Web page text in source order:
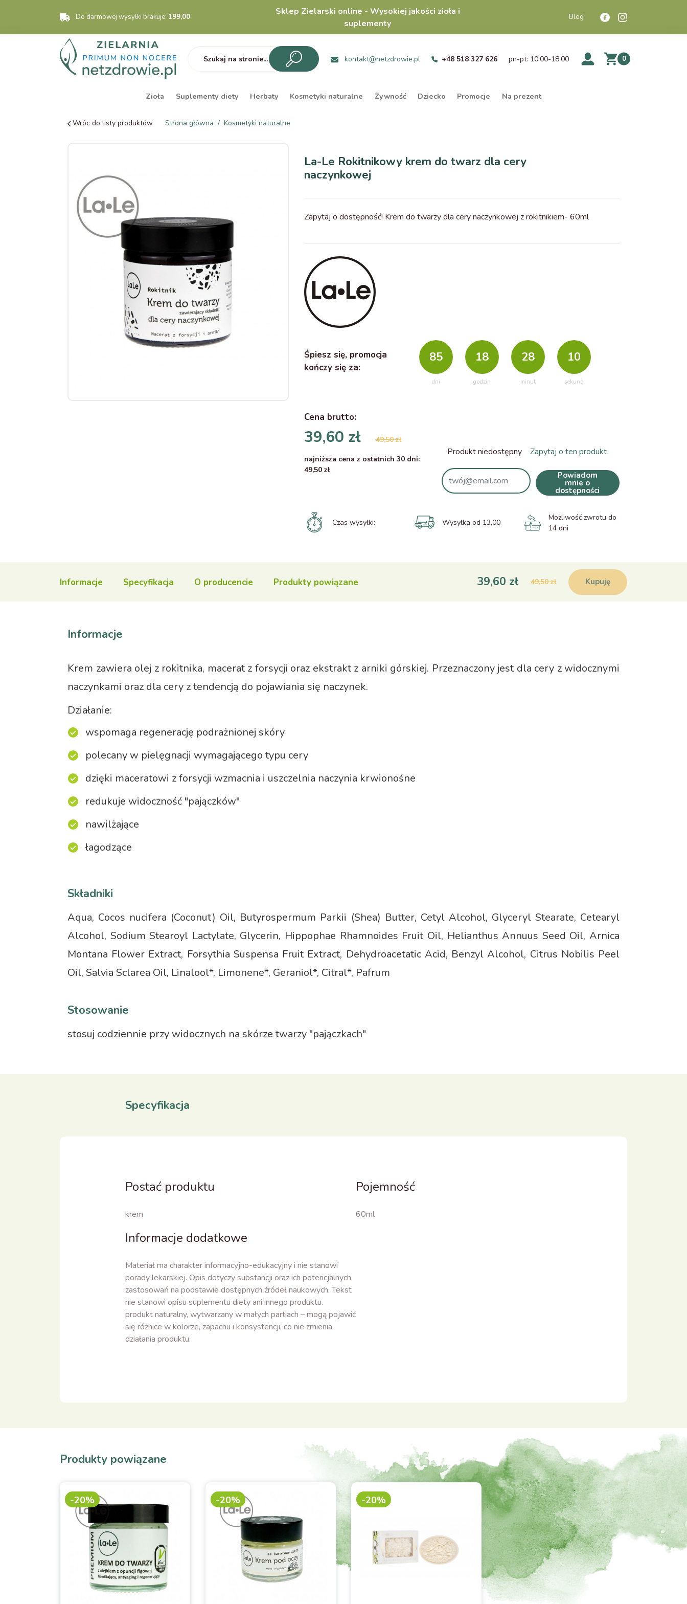
Do darmowej wysyłki brakuje: 199,00
Sklep Zielarski online - Wysokiej jakości zioła i
suplementy
Blog
kontakt@netzdrowie.pl +48 518 327 626 pn-pt: 10:00-18:00 0
Zioła Suplementy diety Herbaty Kosmetyki naturalne Żywność Dziecko Promocje Na prezent
Wróc do listy produktów Strona główna Kosmetyki naturalne
La-Le Rokitnikowy krem do twarz dla cery
naczynkowej
Zapytaj o dostępność! Krem do twarzy dla cery naczynkowej z rokitnikiem- 60ml
Śpiesz się, promocja
kończy się za:
85
dni
18
godzin
28
minut
09
sekund
Cena brutto:
39,60 zł
49,50 zł
najniższa cena z ostatnich 30 dni:
49,50 zł
Produkt niedostępny Zapytaj o ten produkt
Powiadom
mnie o
dostępności
Czas wysyłki: Wysyłka od 13,00
Możliwość zwrotu do
14 dni
Informacje Specyfikacja O producencie Produkty powiązane 39,60 zł 49,50 zł Kupuję
Informacje
Krem zawiera olej z rokitnika, macerat z forsycji oraz ekstrakt z arniki górskiej. Przeznaczony jest dla cery z widocznymi
naczynkami oraz dla cery z tendencją do pojawiania się naczynek.
Działanie:
wspomaga regenerację podrażnionej skóry
polecany w pielęgnacji wymagającego typu cery
dzięki maceratowi z forsycji wzmacnia i uszczelnia naczynia krwionośne
redukuje widoczność "pajączków"
nawilżające
łagodzące
Składniki
Aqua, Cocos nucifera (Coconut) Oil, Butyrospermum Parkii (Shea) Butter, Cetyl Alcohol, Glyceryl Stearate, Cetearyl
Alcohol, Sodium Stearoyl Lactylate, Glycerin, Hippophae Rhamnoides Fruit Oil, Helianthus Annuus Seed Oil, Arnica
Montana Flower Extract, Forsythia Suspensa Fruit Extract, Dehydroacetatic Acid, Benzyl Alcohol, Citrus Nobilis Peel
Oil, Salvia Sclarea Oil, Linalool*, Limonene*, Geraniol*, Citral*, Pafrum
Stosowanie
stosuj codziennie przy widocznych na skórze twarzy "pajączkach"
Specyfikacja
Postać produktu
krem
Pojemność
60ml
Informacje dodatkowe
Materiał ma charakter informacyjno-edukacyjny i nie stanowi
porady lekarskiej. Opis dotyczy substancji oraz ich potencjalnych
zastosowań na podstawie dostępnych źródeł naukowych. Tekst
nie stanowi opisu suplementu diety ani innego produktu.
produkt naturalny, wytwarzany w małych partiach – mogą pojawić
się różnice w kolorze, zapachu i konsystencji, co nie zmienia
działania produktu.
Produkty powiązane
-20% -20% -20%